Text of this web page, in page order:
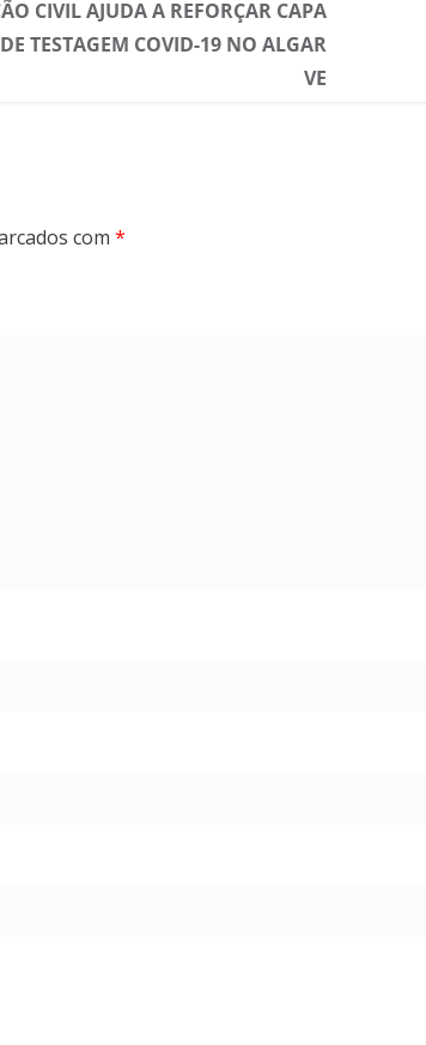
CIVIL AJUDA A REFORÇAR CAPA
TESTAGEM COVID-19 NO ALGAR
VE
com *